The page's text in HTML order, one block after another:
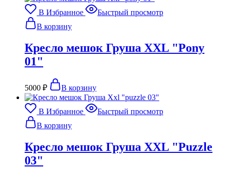
В Избранное
Быстрый просмотр
В корзину
Кресло мешок Груша XXL "Pony
01"
5000 ₽ В корзину
В Избранное
Быстрый просмотр
В корзину
Кресло мешок Груша XXL "Puzzle
03"